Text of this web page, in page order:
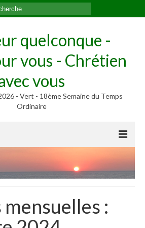
quelconque -
vous - Chrétien
vous
- Vert - 18ème Semaine du Temps
Ordinaire
: